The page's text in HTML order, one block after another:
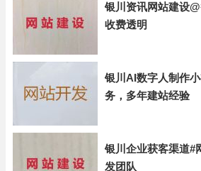
银川资讯网站建设
收费透明
银川AI数字人制作
务，多年建站经验
银川企业获客渠道#
发团队